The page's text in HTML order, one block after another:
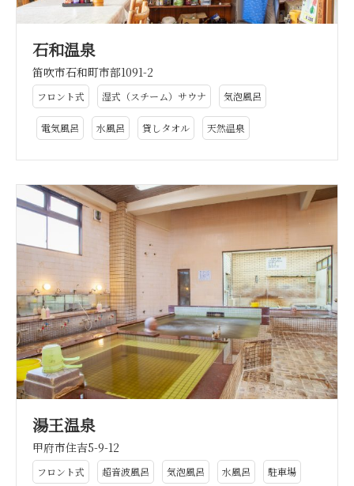
石和温泉
笛吹市石和町市部1091-2
フロント式 湿式（スチーム）サウナ 気泡風呂
電気風呂 水風呂 貸しタオル 天然温泉
湯王温泉
甲府市住吉5-9-12
フロント式 超音波風呂 気泡風呂 水風呂 駐車場